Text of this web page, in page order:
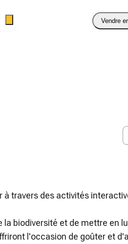
Vendre
travers des activités
biodiversité et de mettre en
l'occasion de goûter et